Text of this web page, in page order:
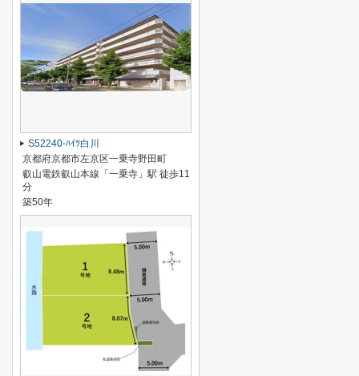
S52240-ﾊｲﾂ白川
京都府京都市左京区一乗寺野田町
叡山電鉄叡山本線「一乗寺」駅 徒歩11
分
築50年